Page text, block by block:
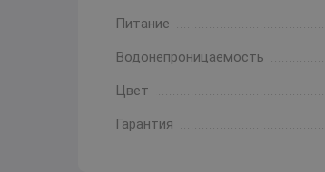
Питание
Водонепроницаемость
Цвет
Гарантия